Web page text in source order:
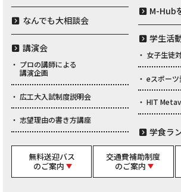
なんでも大相談会
講演会
プロの講師による
講演企画
広工大入試制度説明会
志望理由の書き方講座
M-Hub
学生活
女子生徒
eスポー
HIT
学食ラ
無料送迎バス
のご案内
交通費補助制度
のご案内